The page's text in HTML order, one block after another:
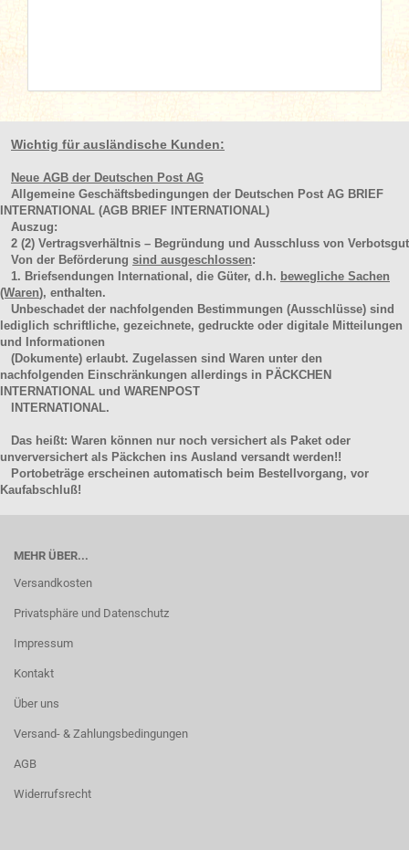
Wichtig für ausländische Kunden:
Neue AGB der Deutschen Post AG
Allgemeine Geschäftsbedingungen der Deutschen Post AG BRIEF
INTERNATIONAL (AGB BRIEF INTERNATIONAL)
Auszug:
2 (2) Vertragsverhältnis – Begründung und Ausschluss von Verbotsgut
Von der Beförderung sind ausgeschlossen:
1. Briefsendungen International, die Güter, d.h. bewegliche Sachen
(Waren), enthalten.
Unbeschadet der nachfolgenden Bestimmungen (Ausschlüsse) sind
lediglich schriftliche, gezeichnete, gedruckte oder digitale Mitteilungen
und Informationen
(Dokumente) erlaubt. Zugelassen sind Waren unter den
nachfolgenden Einschränkungen allerdings in PÄCKCHEN
INTERNATIONAL und WARENPOST
INTERNATIONAL.
Das heißt: Waren können nur noch versichert als Paket oder
unverversichert als Päckchen ins Ausland versandt werden!!
Portobeträge erscheinen automatisch beim Bestellvorgang, vor
Kaufabschluß!
MEHR ÜBER...
Versandkosten
Privatsphäre und Datenschutz
Impressum
Kontakt
Über uns
Versand- & Zahlungsbedingungen
AGB
Widerrufsrecht